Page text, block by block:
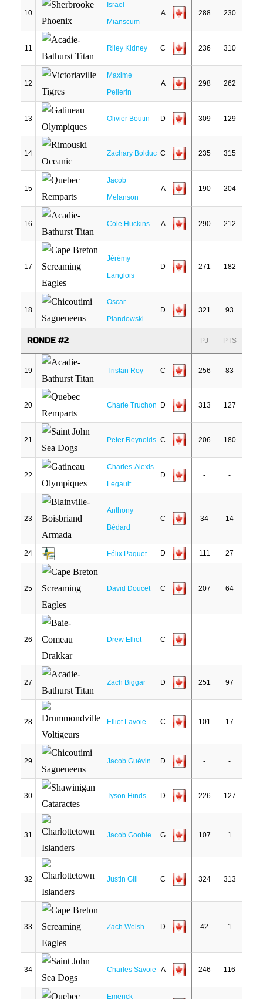
10
Israel
Mianscum
A 288 230
11 Riley Kidney C 236 310
12
Maxime
Pellerin
A 298 262
13 Olivier Boutin D 309 129
14 Zachary Bolduc C 235 315
15
Jacob
Melanson
A 190 204
16 Cole Huckins A 290 212
17
Jérémy
Langlois
D 271 182
18
Oscar
Plandowski
D 321 93
RONDE #2 PJ PTS
19 Tristan Roy C 256 83
20 Charle Truchon D 313 127
21 Peter Reynolds C 206 180
22
Charles-Alexis
Legault
D - -
23
Anthony
Bédard
C 34 14
24 Félix Paquet D 111 27
25 David Doucet C 207 64
26 Drew Elliot C - -
27 Zach Biggar D 251 97
28 Elliot Lavoie C 101 17
29 Jacob Guévin D - -
30 Tyson Hinds D 226 127
31 Jacob Goobie G 107 1
32 Justin Gill C 324 313
33 Zach Welsh D 42 1
34 Charles Savoie A 246 116
Emerick